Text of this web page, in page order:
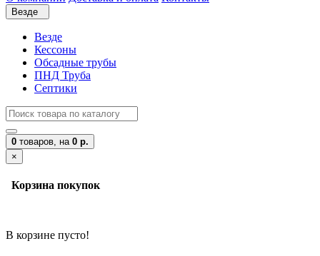
Везде
Везде
Кессоны
Обсадные трубы
ПНД Труба
Септики
0 товаров, на 0 р.
×
Корзина покупок
В корзине пусто!